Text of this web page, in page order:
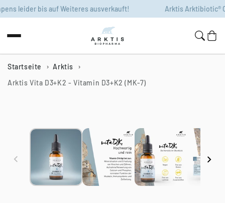
Zum Inhalt
springen
leider bis auf Weiteres ausverkauft! Arktis Arktibiotic®
Startseite
Arktis
Arktis Vita D3+K2 - Vitamin D3+K2 (MK-7)